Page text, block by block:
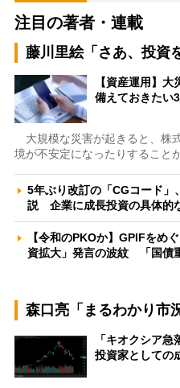
注目の著者・連載
藤川里絵「さあ、投資
【資産運用】
備えておきたい
大規模な災害が起きると、株
境が不安定になったりすること
5年ぶり改訂の「CGコード」
説 企業に成長投資の具体的
【令和のPKOか】GPIFをめ
資拡大」発言の波紋 「国債
森口亮「まるわかり市
「キオクシア
投資家として